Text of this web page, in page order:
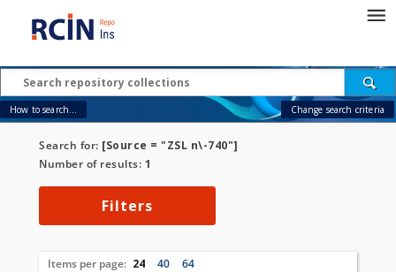
How to search... Change search criteria
Search for: [Source = "ZSL n\-740"]
Number of results: 1
Filters
Items per page: 24 40
64